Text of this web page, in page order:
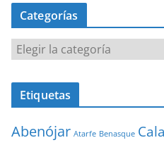
Categorías
Categorías
Etiquetas
Abenójar Atarfe Benasque